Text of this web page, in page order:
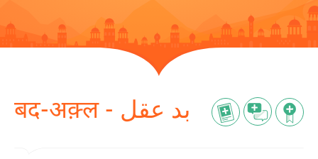
बद-अक़्ल - بد عقل